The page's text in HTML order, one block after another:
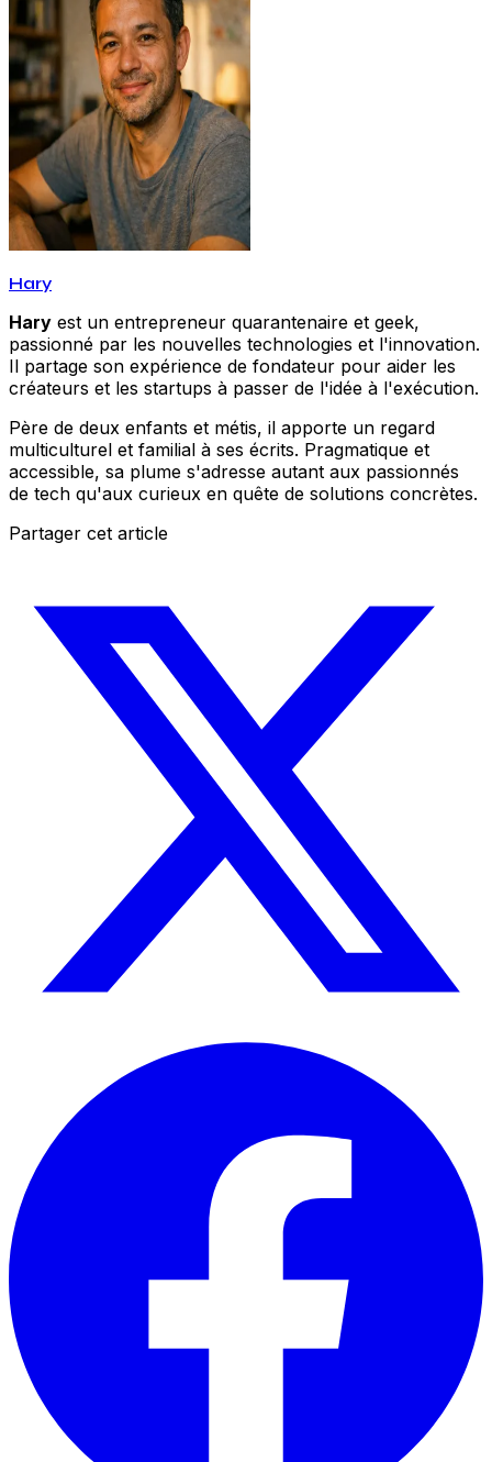
Hary
Hary est un entrepreneur quarantenaire et geek,
passionné par les nouvelles technologies et l'innovation.
Il partage son expérience de fondateur pour aider les
créateurs et les startups à passer de l'idée à l'exécution.
Père de deux enfants et métis, il apporte un regard
multiculturel et familial à ses écrits. Pragmatique et
accessible, sa plume s'adresse autant aux passionnés
de tech qu'aux curieux en quête de solutions concrètes.
Partager cet article